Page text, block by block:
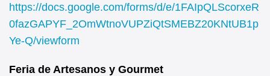
https://docs.google.com/forms/d/e/1FAIpQLScorxeR
0fazGAPYF_2OmWtnoVUPZiQtSMEBZ20KNtUB1p
Ye-Q/viewform
Feria de Artesanos y Gourmet